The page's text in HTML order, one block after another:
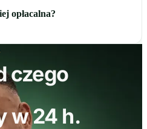
opłacalna?
czego
w 24 h.